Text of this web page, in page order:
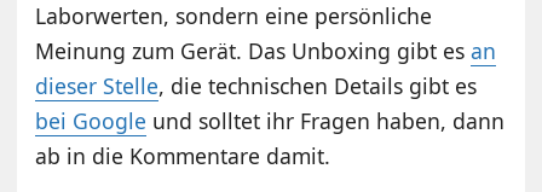
Laborwerten, sondern eine persönliche
Meinung zum Gerät. Das Unboxing gibt esan
dieser Stelle, die technischen Details gibt es
bei Google und solltet ihr Fragen haben, dann
ab in die Kommentare damit.